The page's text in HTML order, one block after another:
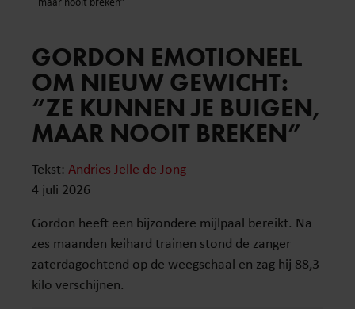
GORDON EMOTIONEEL
OM NIEUW GEWICHT:
“ZE KUNNEN JE BUIGEN,
MAAR NOOIT BREKEN”
Tekst: Andries Jelle de Jong
4 juli 2026
Gordon heeft een bijzondere mijlpaal bereikt. Na
zes maanden keihard trainen stond de zanger
zaterdagochtend op de weegschaal en zag hij 88,3
kilo verschijnen.